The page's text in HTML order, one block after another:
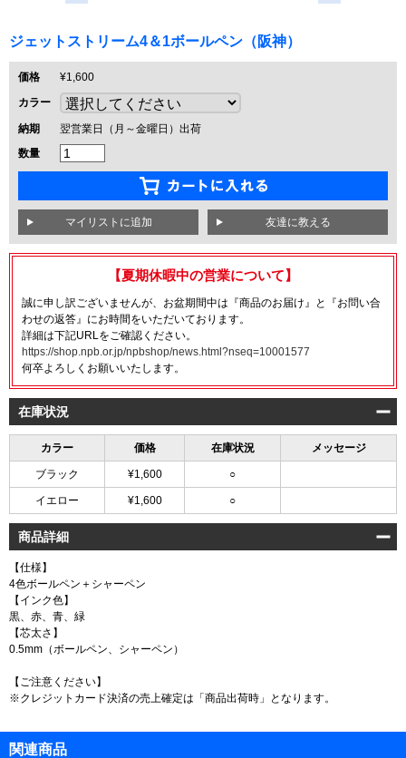
ジェットストリーム4＆1ボールペン（阪神）
価格
¥1,600
カラー
納期
翌営業日（月～金曜日）出荷
数量
友達に教える
【夏期休暇中の営業について】
誠に申し訳ございませんが、お盆期間中は『商品のお届け』と『お問い合
わせの返答』にお時間をいただいております。
詳細は下記URLをご確認ください。
https://shop.npb.or.jp/npbshop/news.html?nseq=10001577
何卒よろしくお願いいたします。
在庫状況
カラー 価格 在庫状況 メッセージ
ブラック ¥1,600 ○
イエロー ¥1,600 ○
商品詳細
【仕様】
4色ボールペン＋シャーペン
【インク色】
黒、赤、青、緑
【芯太さ】
0.5mm（ボールペン、シャーペン）
【ご注意ください】
※クレジットカード決済の売上確定は「商品出荷時」となります。
関連商品